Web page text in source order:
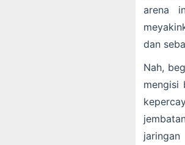
arena
dan
Nah,
mengisi